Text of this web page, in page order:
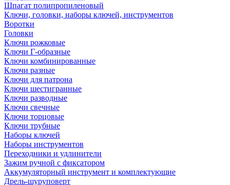
Шпагат полипропиленовый
Ключи, головки, наборы ключей, инструментов
Воротки
Головки
Ключи рожковые
Ключи Г-образные
Ключи комбинированные
Ключи разные
Ключи для патрона
Ключи шестигранные
Ключи разводные
Ключи свечные
Ключи торцовые
Ключи трубные
Наборы ключей
Наборы инструментов
Переходники и удлинители
Зажим ручной с фиксатором
Аккумуляторный инструмент и комплектующие
Дрель-шуруповерт